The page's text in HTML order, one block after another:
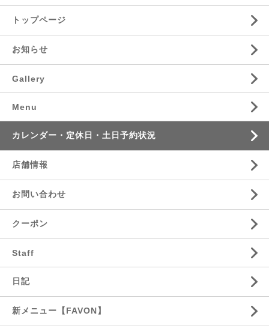
トップページ
お知らせ
Gallery
Menu
カレンダー・定休日・土日予約状況
店舗情報
お問い合わせ
クーポン
Staff
日記
新メニュー【FAVON】